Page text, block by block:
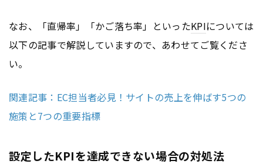
なお、「直帰率」「かご落ち率」といったKPIについては
以下の記事で解説していますので、あわせてご覧くださ
い。
関連記事：EC担当者必見！サイトの売上を伸ばす5つの
施策と7つの重要指標
設定したKPIを達成できない場合の対処法